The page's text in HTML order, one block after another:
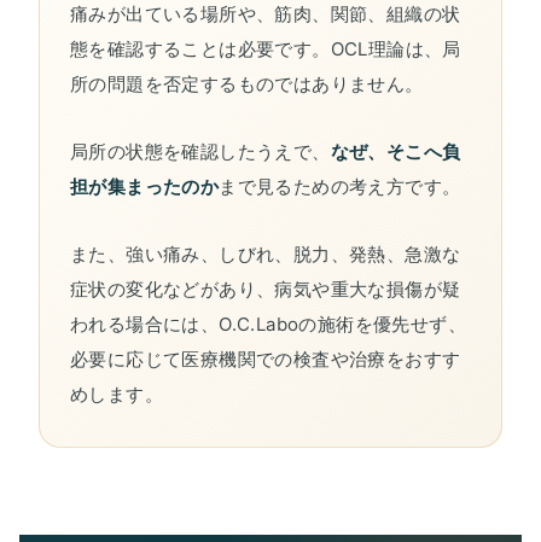
痛みが出ている場所や、筋肉、関節、組織の状
態を確認することは必要です。OCL理論は、局
所の問題を否定するものではありません。
局所の状態を確認したうえで、 なぜ、そこへ負
担が集まったのかまで見るための考え方です。
また、強い痛み、しびれ、脱力、発熱、急激な
症状の変化などがあり、病気や重大な損傷が疑
われる場合には、O.C.Laboの施術を優先せず、
必要に応じて医療機関での検査や治療をおすす
めします。